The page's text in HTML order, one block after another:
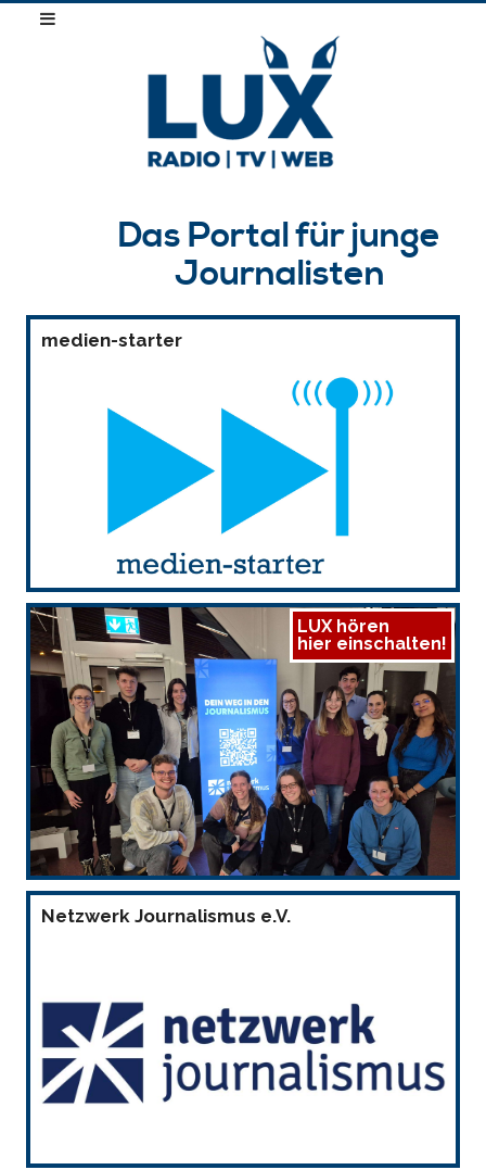
Das Portal für junge
Journalisten
medien-starter
LUX hören
hier einschalten!
Netzwerk Journalismus e.V.